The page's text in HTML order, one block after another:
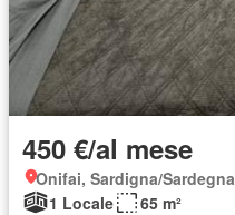
450 €/al mese
Onifai, Sardigna/Sardegna
1 Locale
65 m²